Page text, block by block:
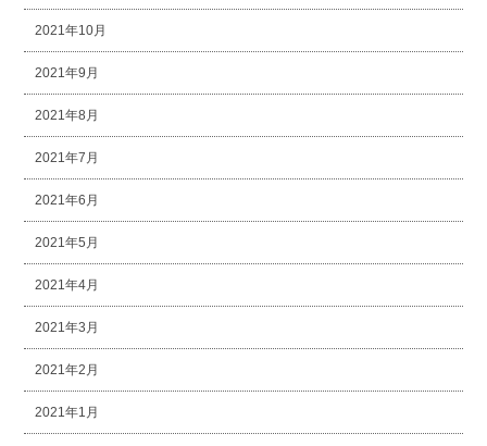
2021年10月
2021年9月
2021年8月
2021年7月
2021年6月
2021年5月
2021年4月
2021年3月
2021年2月
2021年1月